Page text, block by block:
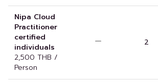
Nipa Cloud
Practitioner
certified
individuals
2,500 THB /
Person
2